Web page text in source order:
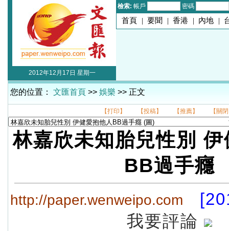
檢索: 帳戶 密碼
首頁 | 要聞 | 香港 | 內地 |
2012年12月17日 星期一
您的位置： 文匯首頁 >> 娛樂 >> 正文
【打印】 【投稿】 【推薦】 【關
林嘉欣未知胎兒性別
BB過手癮
http://paper.wenweipo.com
我要評論